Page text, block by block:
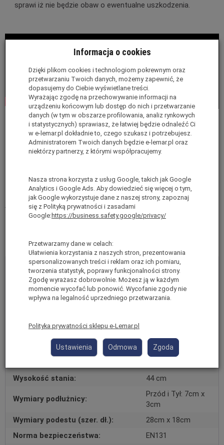
sprawi iż nie będzie obaw o ewentualne uszkodzenia.
Informacje o producencie
Dane techniczne
Kategoria:
Drabina
Jednostronna
Materiał:
Aluminium
Ilość szczebli:
Wymiary transportowe (dł. szer.
97cm x 46cm x 6cm
Wysokość stania:
44 cm
Wymiary podłużnicy:
Przód i Tył: 7cm x
3cm
Wymiary podestu (szer. dł.):
28cm x 18cm
Norma bezpieczeństwa:
EN131
Informacja o cookies
Dzięki plikom cookies i technologiom pokrewnym oraz
przetwarzaniu Twoich danych, możemy zapewnić, że
dopasujemy do Ciebie wyświetlane treści.
Wyrażając zgodę na przechowywanie informacji na
urządzeniu końcowym lub dostęp do nich i przetwarzanie
danych (w tym w obszarze profilowania, analiz rynkowych
i statystycznych) sprawiasz, że łatwiej będzie odnaleźć Ci
w e-lemar.pl dokładnie to, czego szukasz i potrzebujesz.
Administratorem Twoich danych będzie e-lemar.pl oraz
niektórzy partnerzy, z którymi współpracujemy.
Nasza strona korzysta z usług Google, takich jak Google
Analytics i Google Ads. Aby dowiedzieć się więcej o tym,
jak Google wykorzystuje dane z naszej strony, zapoznaj
się z Polityką prywatności i zasadami
Google: https://business.safety.google/privacy/
Przetwarzamy dane w celach:
Ułatwienia korzystania z naszych stron, prezentowania
spersonalizowanych treści i reklam oraz ich pomiaru,
tworzenia statystyk, poprawy funkcjonalności strony.
Zgodę wyrażasz dobrowolnie. Możesz ją w każdym
momencie wycofać lub ponowić. Wycofanie zgody nie
wpływa na legalność uprzedniego przetwarzania.
Polityka prywatności sklepu e-Lemar.pl
Ustawienia Odmowa Zgoda